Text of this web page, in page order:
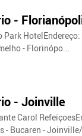
-
Park
- Florinópo...
- Joinville
Carol
- Bucaren -